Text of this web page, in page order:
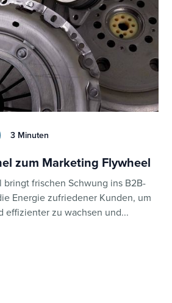
3 Minuten
zum Marketing Flywheel
frischen Schwung ins B2B-
Energie zufriedener Kunden, um
effizienter zu wachsen und...